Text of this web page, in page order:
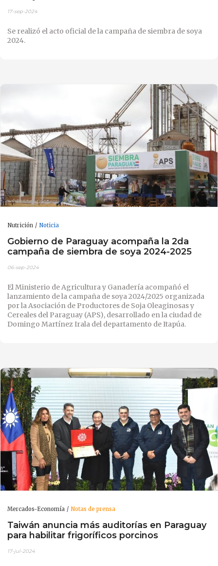
17-sep-2024
Se realizó el acto oficial de la campaña de siembra de soya
2024.
Nutrición Noticia
Gobierno de Paraguay acompaña la 2da
campaña de siembra de soya 2024-2025
06-sep-2024
El Ministerio de Agricultura y Ganadería acompañó el
lanzamiento de la campaña de soya 2024/2025 organizada
por la Asociación de Productores de Soja Oleaginosas y
Cereales del Paraguay (APS), desarrollado en la ciudad de
Domingo Martínez Irala del departamento de Itapúa.
Mercados-Economía Notas de prensa
Taiwán anuncia más auditorías en Paraguay
para habilitar frigoríficos porcinos
17-jul-2024